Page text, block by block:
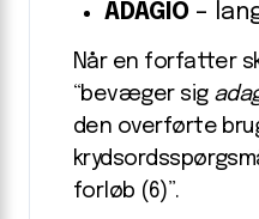
ADAGIO–
Når en forfatter
“bevæger sig
den overførte
forløb (6)”.